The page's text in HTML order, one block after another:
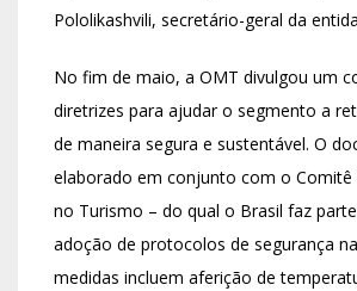
Pololikashvili, secretário-geral da
No fim de maio, a OMT divulgou um
diretrizes para ajudar o segmento a
de maneira segura e sustentável. O
elaborado em conjunto com o Comitê
no Turismo – do qual o Brasil faz
adoção de protocolos de segurança
medidas incluem aferição de